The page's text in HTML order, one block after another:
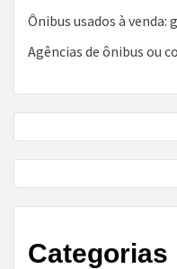
Ônibus usados à
Agências de ônibus ou
Categorias